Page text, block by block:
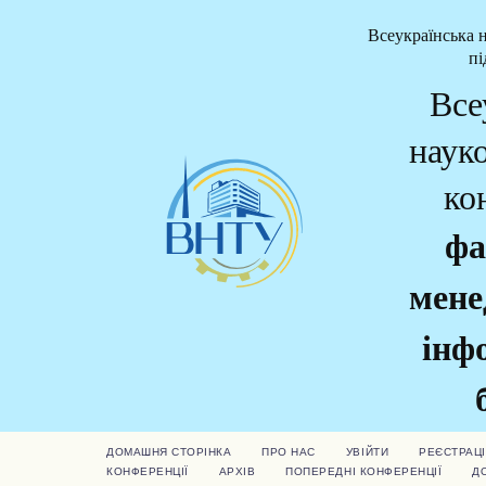
Всеукраїнська
ДОМАШНЯ СТОРІНКА ПРО НАС УВІЙТИ
КОНФЕРЕНЦІЇ
АРХІВ ПОПЕРЕДНІ КОНФЕРЕНЦІЇ